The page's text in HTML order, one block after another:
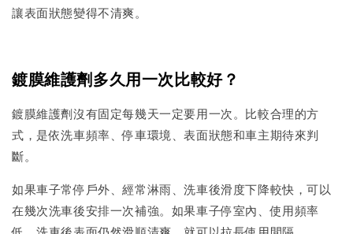
讓表面狀態變得不清爽。
鍍膜維護劑多久用一次比較好？
鍍膜維護劑沒有固定每幾天一定要用一次。比較合理的方
式，是依洗車頻率、停車環境、表面狀態和車主期待來判
斷。
如果車子常停戶外、經常淋雨、洗車後滑度下降較快，可以
在幾次洗車後安排一次補強。如果車子停室內、使用頻率